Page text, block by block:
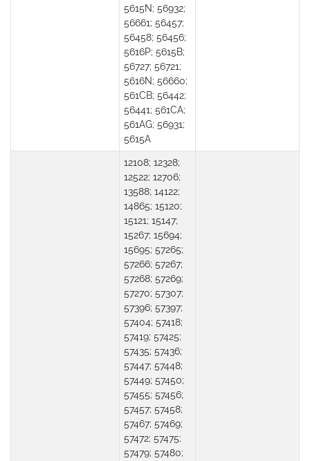
5615N; 56932;
56661; 56457;
56458; 56456;
5616P; 5615B;
56727; 56721;
5616N; 56660;
561CB; 56442;
56441; 561CA;
561AG; 56931;
5615A
12108; 12328;
12522; 12706;
13588; 14122;
14865; 15120;
15121; 15147;
15267; 15694;
15695; 57265;
57266; 57267;
57268; 57269;
57270; 57307;
57396; 57397;
57404; 57418;
57419; 57425;
57435; 57436;
57447; 57448;
57449; 57450;
57455; 57456;
57457; 57458;
57467; 57469;
57472; 57475;
57479; 57480;